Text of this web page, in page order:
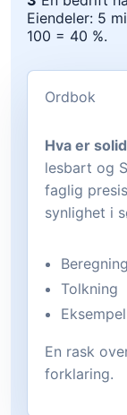
Eiendeler: 5
100 = 40 %.
Ordbok
Hva er
lesbart og
faglig
synlighet i
Tolkning
Eksempel
En rask
forklaring.